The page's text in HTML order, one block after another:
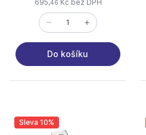
695,46 Kč bez DPH
Do košíku
Sleva 10%